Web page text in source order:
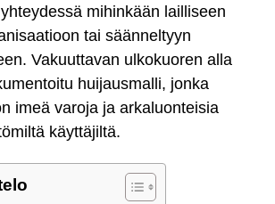
mihinkään lailliseen
tai säänneltyyn
Vakuuttavan ulkokuoren alla
huijausmalli, jonka
imeä varoja ja arkaluonteisia
käyttäjiltä.